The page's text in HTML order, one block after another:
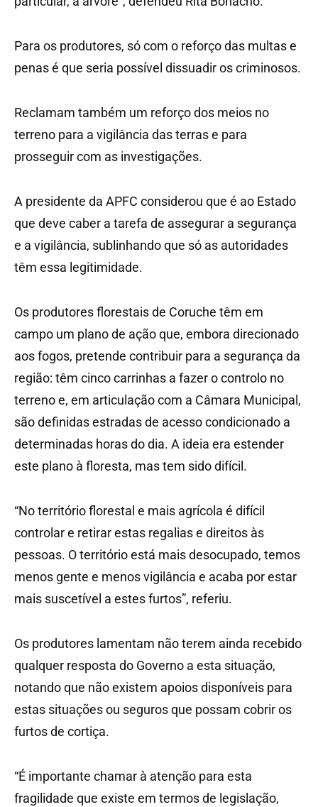
Para os produtores, só com o reforço das multas e
penas é que seria possível dissuadir os criminosos.
Reclamam também um reforço dos meios no
terreno para a vigilância das terras e para
prosseguir com as investigações.
A presidente da APFC considerou que é ao Estado
que deve caber a tarefa de assegurar a segurança
e a vigilância, sublinhando que só as autoridades
têm essa legitimidade.
Os produtores florestais de Coruche têm em
campo um plano de ação que, embora direcionado
aos fogos, pretende contribuir para a segurança da
região: têm cinco carrinhas a fazer o controlo no
terreno e, em articulação com a Câmara Municipal,
são definidas estradas de acesso condicionado a
determinadas horas do dia. A ideia era estender
este plano à floresta, mas tem sido difícil.
“No território florestal e mais agrícola é difícil
controlar e retirar estas regalias e direitos às
pessoas. O território está mais desocupado, temos
menos gente e menos vigilância e acaba por estar
mais suscetível a estes furtos”, referiu.
Os produtores lamentam não terem ainda recebido
qualquer resposta do Governo a esta situação,
notando que não existem apoios disponíveis para
estas situações ou seguros que possam cobrir os
furtos de cortiça.
“É importante chamar à atenção para esta
fragilidade que existe em termos de legislação,